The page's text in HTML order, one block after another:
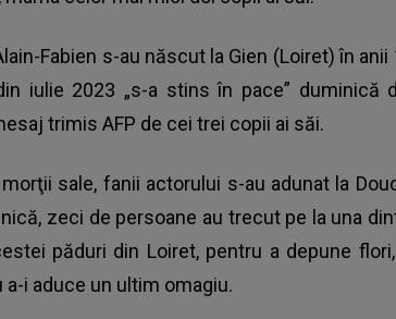
Fabien s-au născut la Gien (Loiret) în
iulie 2023 „s-a stins în pace” duminică
trimis AFP de cei trei copii ai săi.
sale, fanii actorului s-au adunat la
zeci de persoane au trecut pe la una
păduri din Loiret, pentru a depune
i aduce un ultim omagiu.